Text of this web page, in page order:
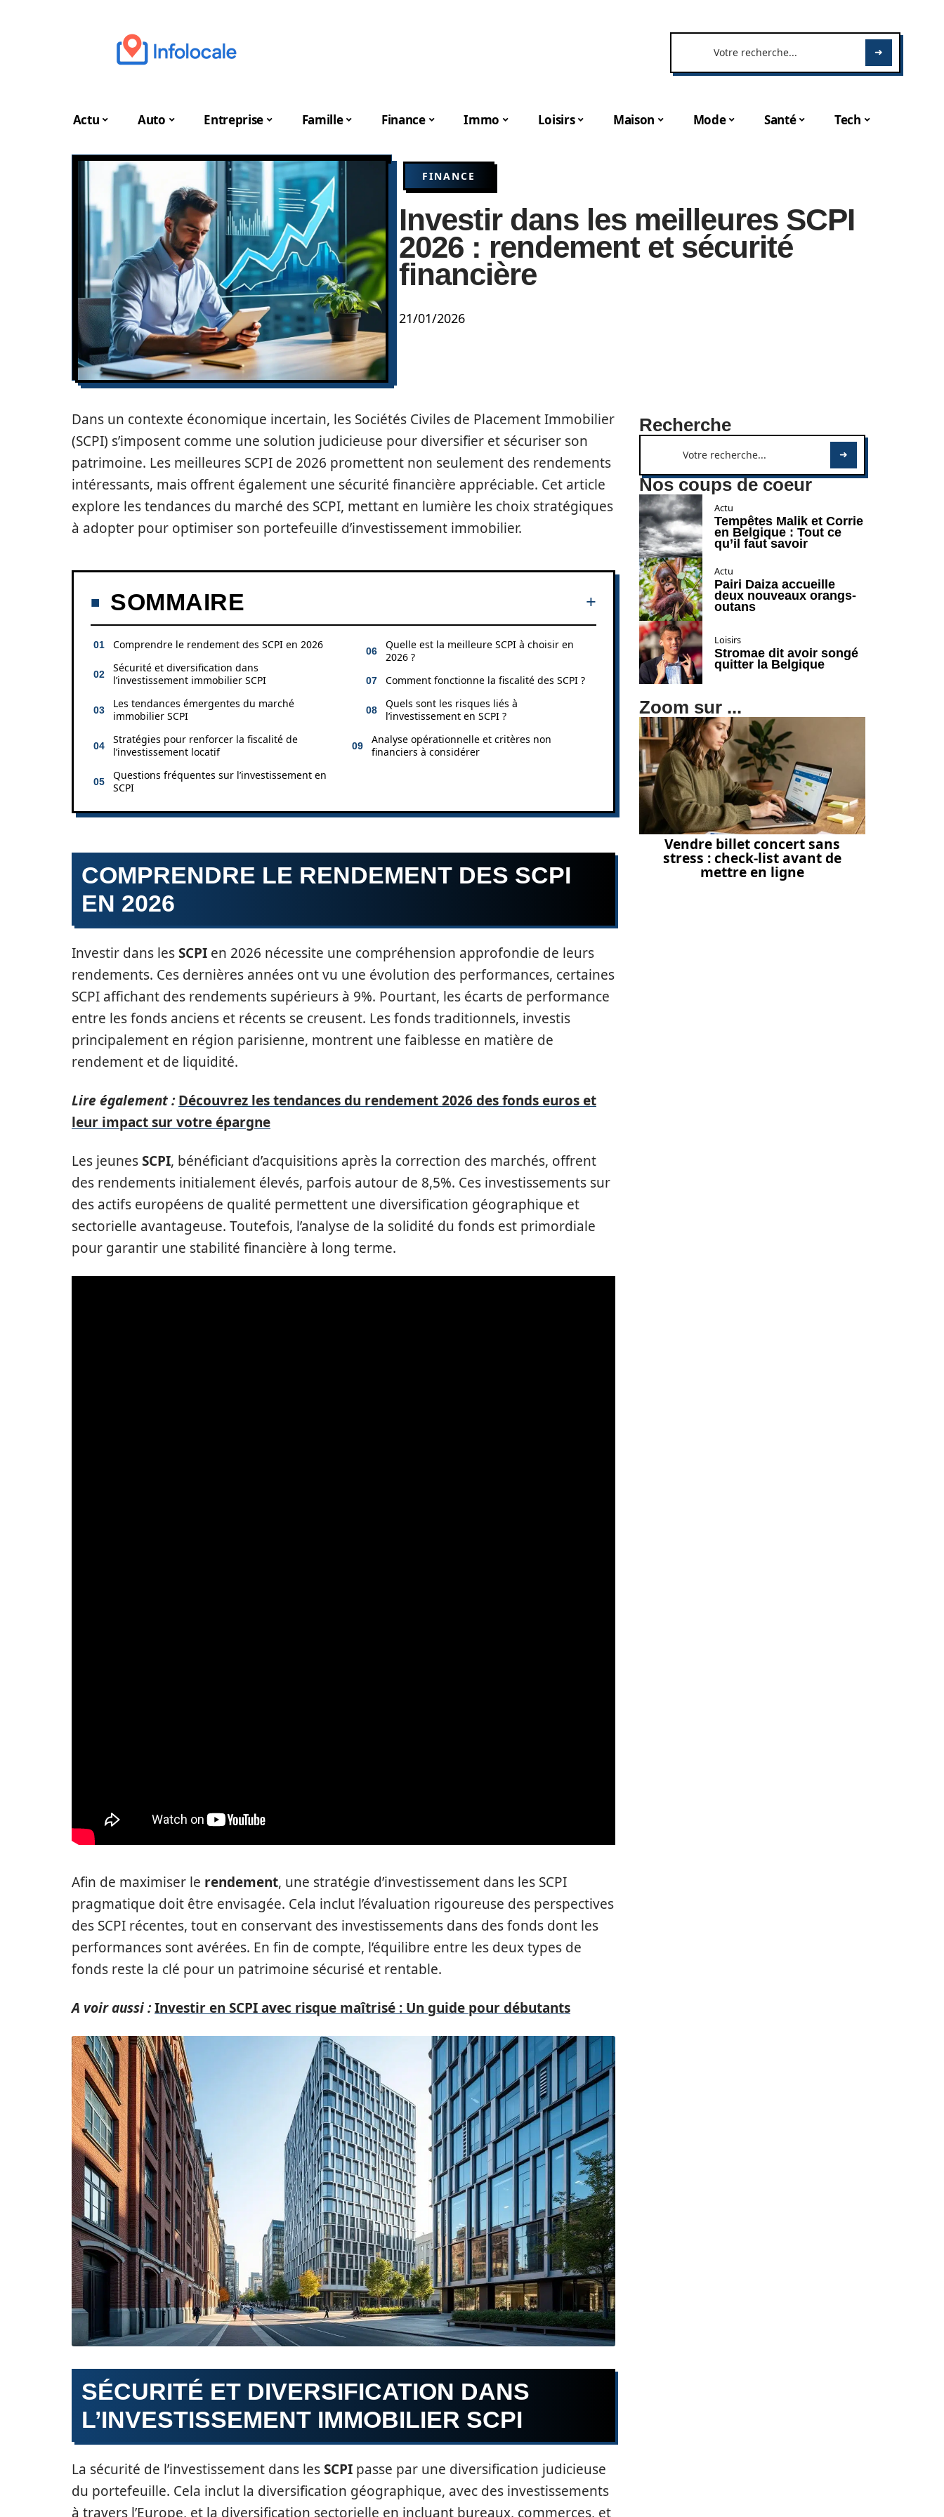
Actu Auto Entreprise Famille Finance Immo Loisirs Maison Mode Santé Tech
FINANCE
Investir dans les meilleures SCPI
2026 : rendement et sécurité
financière
21/01/2026
Dans un contexte économique incertain, les Sociétés Civiles de Placement Immobilier
(SCPI) s’imposent comme une solution judicieuse pour diversifier et sécuriser son
patrimoine. Les meilleures SCPI de 2026 promettent non seulement des rendements
intéressants, mais offrent également une sécurité financière appréciable. Cet article
explore les tendances du marché des SCPI, mettant en lumière les choix stratégiques
à adopter pour optimiser son portefeuille d’investissement immobilier.
SOMMAIRE
Comprendre le rendement des SCPI en 2026
Sécurité et diversification dans
l’investissement immobilier SCPI
Les tendances émergentes du marché
immobilier SCPI
Stratégies pour renforcer la fiscalité de
l’investissement locatif
Questions fréquentes sur l’investissement en
SCPI
Quelle est la meilleure SCPI à choisir en
2026 ?
Comment fonctionne la fiscalité des SCPI ?
Quels sont les risques liés à
l’investissement en SCPI ?
Analyse opérationnelle et critères non
financiers à considérer
COMPRENDRE LE RENDEMENT DES SCPI
EN 2026
Investir dans lesSCPI en 2026 nécessite une compréhension approfondie de leurs
rendements. Ces dernières années ont vu une évolution des performances, certaines
SCPI affichant des rendements supérieurs à 9%. Pourtant, les écarts de performance
entre les fonds anciens et récents se creusent. Les fonds traditionnels, investis
principalement en région parisienne, montrent une faiblesse en matière de
rendement et de liquidité.
Lire également : Découvrez les tendances du rendement 2026 des fonds euros et
leur impact sur votre épargne
Les jeunesSCPI, bénéficiant d’acquisitions après la correction des marchés, offrent
des rendements initialement élevés, parfois autour de 8,5%. Ces investissements sur
des actifs européens de qualité permettent une diversification géographique et
sectorielle avantageuse. Toutefois, l’analyse de la solidité du fonds est primordiale
pour garantir une stabilité financière à long terme.
Afin de maximiser le rendement, une stratégie d’investissement dans les SCPI
pragmatique doit être envisagée. Cela inclut l’évaluation rigoureuse des perspectives
des SCPI récentes, tout en conservant des investissements dans des fonds dont les
performances sont avérées. En fin de compte, l’équilibre entre les deux types de
fonds reste la clé pour un patrimoine sécurisé et rentable.
A voir aussi :Investir en SCPI avec risque maîtrisé : Un guide pour débutants
SÉCURITÉ ET DIVERSIFICATION DANS
L’INVESTISSEMENT IMMOBILIER SCPI
La sécurité de l’investissement dans lesSCPI passe par une diversification judicieuse
du portefeuille. Cela inclut la diversification géographique, avec des investissements
à travers l’Europe, et la diversification sectorielle en incluant bureaux, commerces, et
Recherche
Nos coups de coeur
Actu
Tempêtes Malik et Corrie
en Belgique : Tout ce
qu’il faut savoir
Actu
Pairi Daiza accueille
deux nouveaux orangs-
outans
Loisirs
Stromae dit avoir songé
quitter la Belgique
Zoom sur ...
Vendre billet concert sans
stress : check-list avant de
mettre en ligne